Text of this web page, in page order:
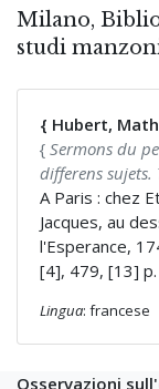
Milano,
studi
{ Hubert,
{ Sermons du
differens sujets.
A Paris : chez
Jacques, au
l'Esperance,
[4], 479, [13] p.
Lingua: francese
Osservazioni